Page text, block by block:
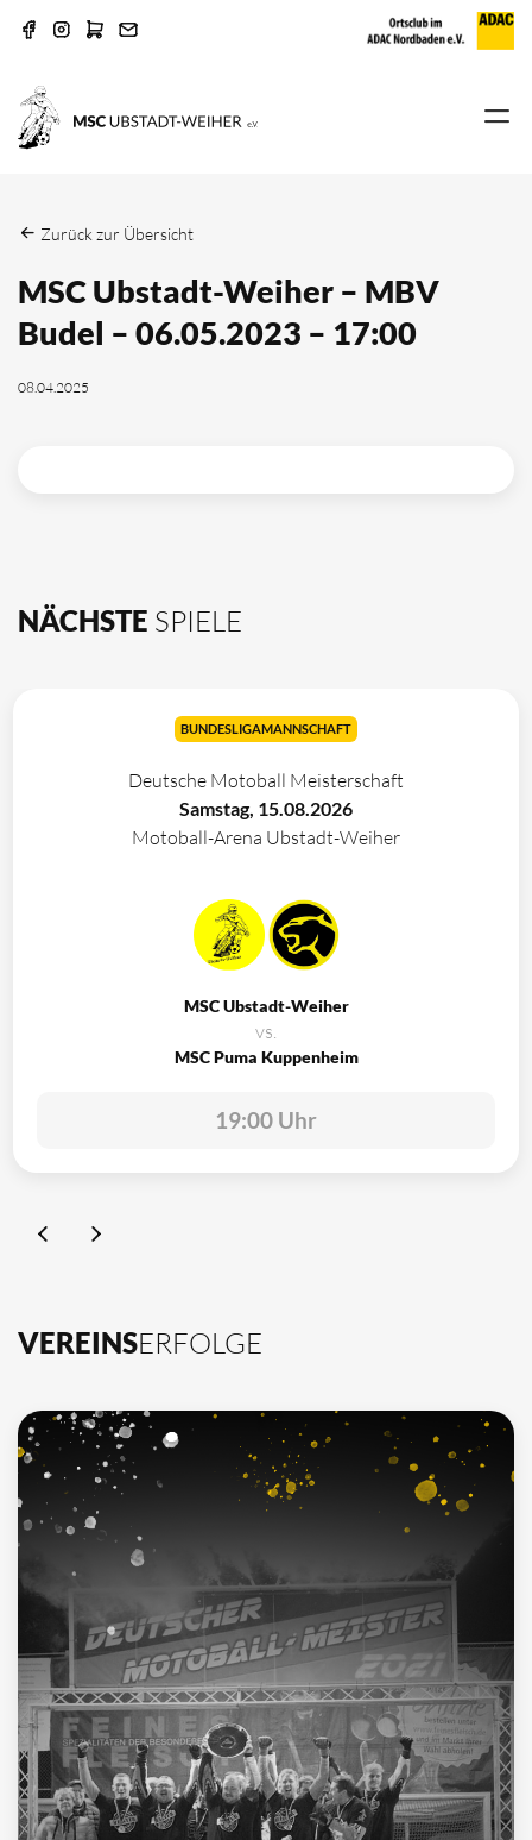
Zurück zur Übersicht
MSC Ubstadt-Weiher – MBV
Budel – 06.05.2023 – 17:00
08.04.2025
NÄCHSTE SPIELE
BUNDESLIGAMANNSCHAFT
Deutsche Motoball Meisterschaft
Samstag, 15.08.2026
Motoball-Arena Ubstadt-Weiher
MSC Ubstadt-Weiher
vs.
MSC Puma Kuppenheim
19:00 Uhr
VEREINSERFOLGE